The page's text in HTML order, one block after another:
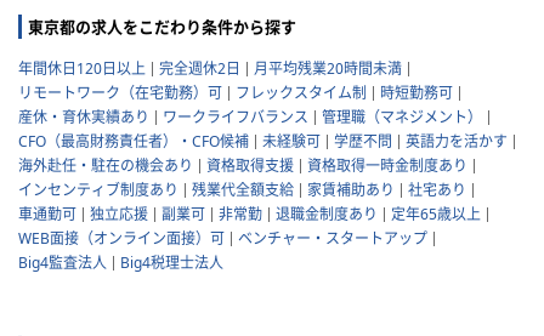
東京都の求人をこだわり条件から探す
年間休日120日以上 完全週休2日
月平均残業20時間未満
リモートワーク（在宅勤務）可
フレックスタイム制
時短勤務可
産休・育休実績あり
ワークライフバランス
管理職（マネジメント）
CFO（最高財務責任者）・CFO候補
未経験可 学歴不問
英語力を活かす
海外赴任・駐在の機会あり
資格取得支援
資格取得一時金制度あり
インセンティブ制度あり
残業代全額支給 家賃補助あり
社宅あり
車通勤可
独立応援 副業可 非常勤 退職金制度あり
定年65歳以上
WEB面接（オンライン面接）可
ベンチャー・スタートアップ
Big4監査法人
Big4税理士法人